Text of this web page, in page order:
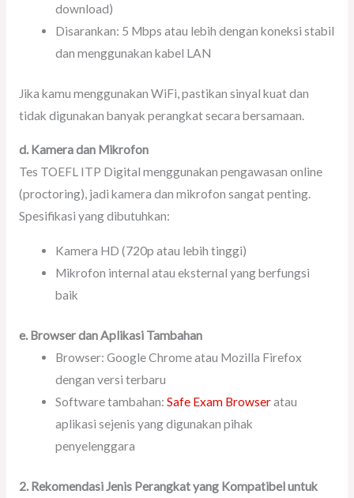
download)
Disarankan: 5 Mbps atau lebih dengan koneksi stabil
dan menggunakan kabel LAN
Jika kamu menggunakan WiFi, pastikan sinyal kuat dan
tidak digunakan banyak perangkat secara bersamaan.
d. Kamera dan Mikrofon
Tes TOEFL ITP Digital menggunakan pengawasan online
(proctoring), jadi kamera dan mikrofon sangat penting.
Spesifikasi yang dibutuhkan:
Kamera HD (720p atau lebih tinggi)
Mikrofon internal atau eksternal yang berfungsi
baik
e. Browser dan Aplikasi Tambahan
Browser: Google Chrome atau Mozilla Firefox
dengan versi terbaru
Software tambahan:Safe Exam Browseratau
aplikasi sejenis yang digunakan pihak
penyelenggara
2. Rekomendasi Jenis Perangkat yang Kompatibel untuk